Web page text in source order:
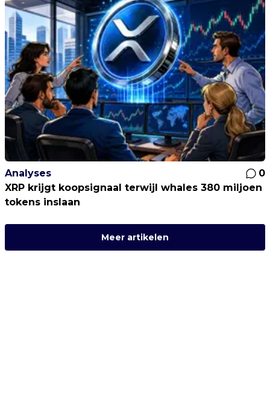
Analyses
0
XRP krijgt koopsignaal terwijl whales 380 miljoen
tokens inslaan
Meer artikelen